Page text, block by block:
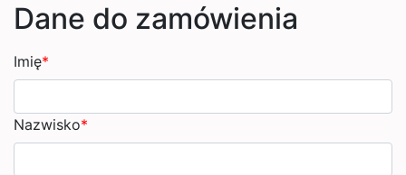
Dane do zamówienia
Imię*
Nazwisko*